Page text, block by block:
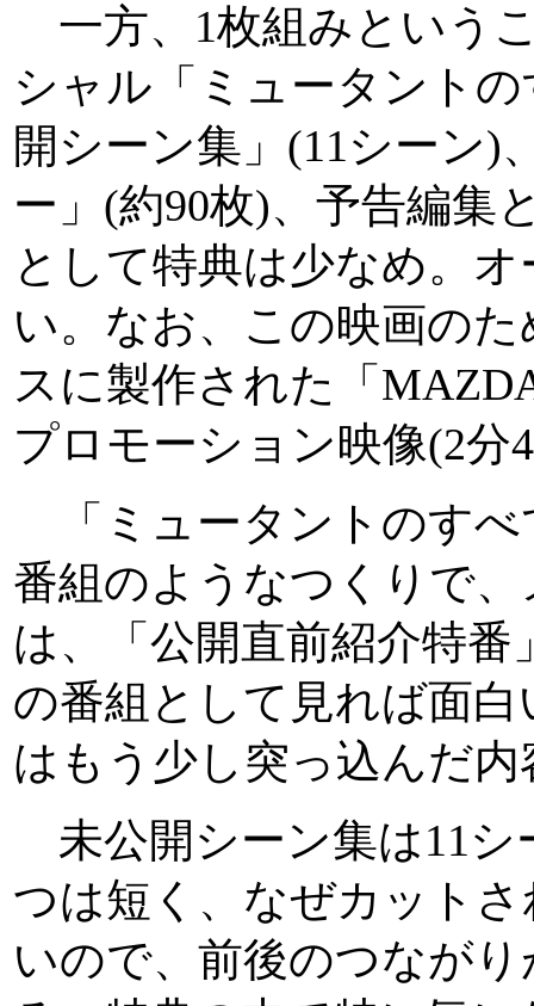
一方、1枚組みという
シャル「ミュータント
開シーン集」(11シーン)
ー」(約90枚)、予告編集
として特典は少なめ。
い。なお、この映画の
スに製作された「
プロモーション映像(2
「ミュータントのすべ
番組のようなつくりで
は、「公開直前紹介特
の番組として見れば面
はもう少し突っ込んだ
未公開シーン集は11シ
つは短く、なぜカット
いので、前後のつなが